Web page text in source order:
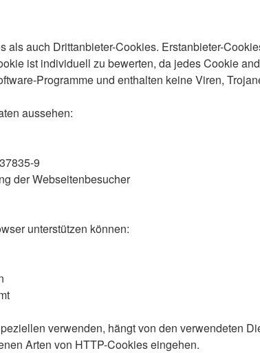
als auch Drittanbieter-Cookies. Erstanbieter-
ist individuell zu bewerten, da jedes Cookie
Programme und enthalten keine Viren,
aussehen:
9
der Webseitenbesucher
unterstützen können:
verwenden, hängt von den verwendeten
Arten von HTTP-Cookies eingehen.